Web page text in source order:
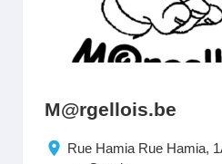
M@rgellois.be
Rue Hamia Rue Hamia,